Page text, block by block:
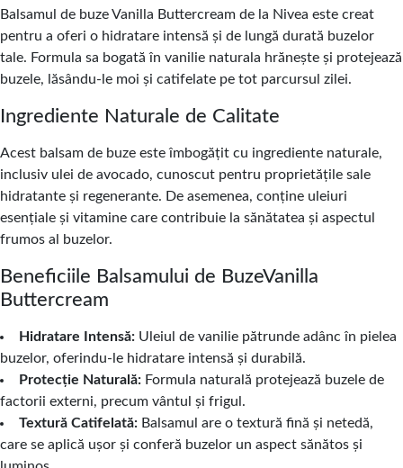
Balsamul de buze Vanilla Buttercream de la Nivea este creat
pentru a oferi o hidratare intensă și de lungă durată buzelor
tale. Formula sa bogată în vanilie naturala hrănește și protejează
buzele, lăsându-le moi și catifelate pe tot parcursul zilei.
Ingrediente Naturale de Calitate
Acest balsam de buze este îmbogățit cu ingrediente naturale,
inclusiv ulei de avocado, cunoscut pentru proprietățile sale
hidratante și regenerante. De asemenea, conține uleiuri
esențiale și vitamine care contribuie la sănătatea și aspectul
frumos al buzelor.
Beneficiile Balsamului de BuzeVanilla
Buttercream
Hidratare Intensă: Uleiul de vanilie pătrunde adânc în pielea
buzelor, oferindu-le hidratare intensă și durabilă.
Protecție Naturală: Formula naturală protejează buzele de
factorii externi, precum vântul și frigul.
Textură Catifelată: Balsamul are o textură fină și netedă,
care se aplică ușor și conferă buzelor un aspect sănătos și